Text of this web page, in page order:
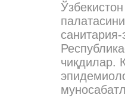
чиқдилар.